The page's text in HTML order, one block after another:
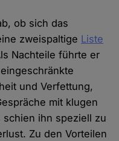
ob sich das
zweispaltige Liste
Nachteile führte er
und Verfettung,
mit klugen
schien ihn speziell zu
Zu den Vorteilen